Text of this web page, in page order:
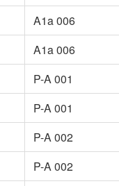
A1a 006
A1a 006
P-A 001
P-A 001
P-A 002
P-A 002